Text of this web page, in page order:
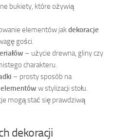
bukiety, które ożywią
elementów jakdekoracje
gości.
– użycie drewna, gliny czy
charakteru.
– prosty sposób na
w stylizacji stołu.
mogą stać się prawdziwą
dekoracji